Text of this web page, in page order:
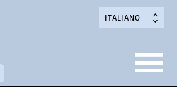
ITALIANO